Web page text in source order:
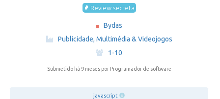
Review secreta
Bydas
·
Publicidade, Multimédia & Videojogos
·
1-10
Submetido há 9 meses por Programador de software
javascript